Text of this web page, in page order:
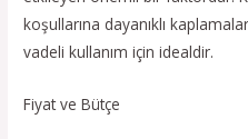
koşullarına dayanıklı
vadeli kullanım için idealdir.
Fiyat ve Bütçe